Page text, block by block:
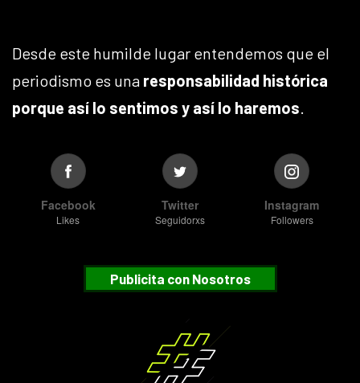
Desde este humilde lugar entendemos que el
periodismo es una responsabilidad histórica
porque así lo sentimos y así lo haremos.
Facebook
Likes
Twitter
Seguidorxs
Instagram
Followers
Publicita con Nosotros